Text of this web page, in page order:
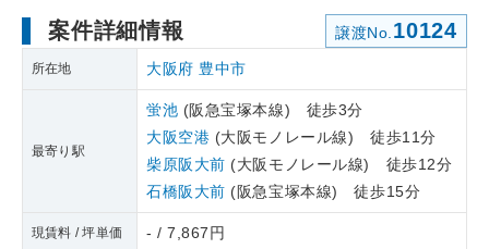
案件詳細情報 譲渡No. 10124
所在地 大阪府 豊中市
最寄り駅
蛍池 (阪急宝塚本線) 徒歩3分
大阪空港 (大阪モノレール線) 徒歩11分
柴原阪大前 (大阪モノレール線) 徒歩12分
石橋阪大前 (阪急宝塚本線) 徒歩15分
現賃料 / 坪単価 - / 7,867円